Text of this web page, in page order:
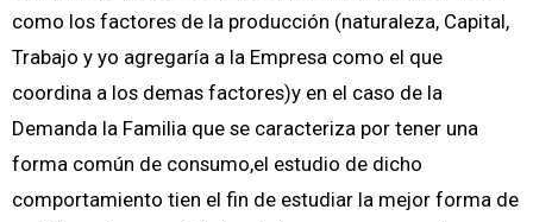
como los factores de la producción (naturaleza, Capital,
Trabajo y yo agregaría a la Empresa como el que
coordina a los demas factores)y en el caso de la
Demanda la Familia que se caracteriza por tener una
forma común de consumo,el estudio de dicho
comportamiento tien el fin de estudiar la mejor forma de